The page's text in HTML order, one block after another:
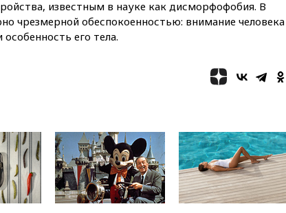
вчера, 21:25Руслан Терновой
выиграл золото чемпионата
РФ не получала
обращений о прекращении
обсуждают эксперимент по
онлайн-продаже алкоголя
вчера, 20:45Матвиенко:
россиянам могут
рекомендовать не посещать
известным в науке как дисморфофобия. В
чрезмерной обеспокоенностью: внимание человека
его тела.